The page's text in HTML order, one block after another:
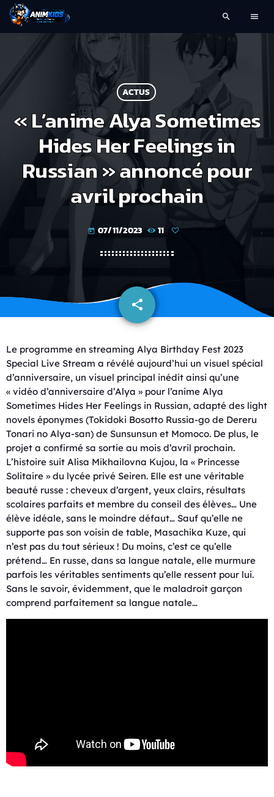
search menu
ACTUS
« L’anime Alya Sometimes
Hides Her Feelings in
Russian » annoncé pour
avril prochain
today 07/11/2023 11
share
email
Le programme en streaming Alya Birthday Fest 2023
Special Live Stream a révélé aujourd’hui un visuel spécial
d’anniversaire, un visuel principal inédit ainsi qu’une
« vidéo d’anniversaire d’Alya » pour l’anime Alya
Sometimes Hides Her Feelings in Russian, adapté des light
novels éponymes (Tokidoki Bosotto Russia-go de Dereru
Tonari no Alya-san) de Sunsunsun et Momoco. De plus, le
projet a confirmé sa sortie au mois d’avril prochain.
L’histoire suit Alisa Mikhailovna Kujou, la « Princesse
Solitaire » du lycée privé Seiren. Elle est une véritable
beauté russe : cheveux d’argent, yeux clairs, résultats
scolaires parfaits et membre du conseil des élèves… Une
élève idéale, sans le moindre défaut… Sauf qu’elle ne
supporte pas son voisin de table, Masachika Kuze, qui
n’est pas du tout sérieux ! Du moins, c’est ce qu’elle
prétend… En russe, dans sa langue natale, elle murmure
parfois les véritables sentiments qu’elle ressent pour lui.
Sans le savoir, évidemment, que le maladroit garçon
comprend parfaitement sa langue natale…